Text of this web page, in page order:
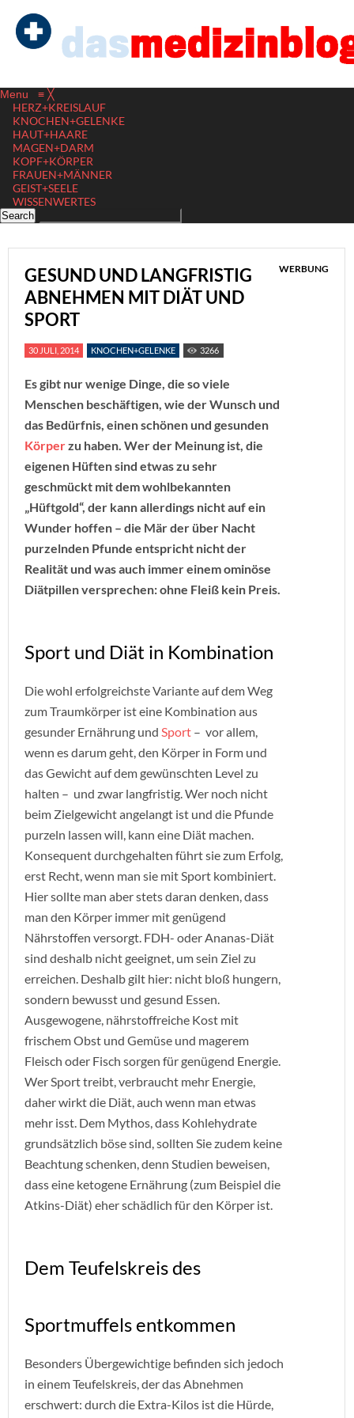
Menu ≡ ╳
HERZ+KREISLAUF
KNOCHEN+GELENKE
HAUT+HAARE
MAGEN+DARM
KOPF+KÖRPER
FRAUEN+MÄNNER
GEIST+SEELE
WISSENWERTES
GESUND UND LANGFRISTIG
ABNEHMEN MIT DIÄT UND
SPORT
WERBUNG
30 JULI, 2014 KNOCHEN+GELENKE 3266
Es gibt nur wenige Dinge, die so viele
Menschen beschäftigen, wie der Wunsch und
das Bedürfnis, einen schönen und gesunden
Körperzu haben. Wer der Meinung ist, die
eigenen Hüften sind etwas zu sehr
geschmückt mit dem wohlbekannten
„Hüftgold“, der kann allerdings nicht auf ein
Wunder hoffen – die Mär der über Nacht
purzelnden Pfunde entspricht nicht der
Realität und was auch immer einem ominöse
Diätpillen versprechen: ohne Fleiß kein Preis.
Sport und Diät in Kombination
Die wohl erfolgreichste Variante auf dem Weg
zum Traumkörper ist eine Kombination aus
gesunder Ernährung und Sport – vor allem,
wenn es darum geht, den Körper in Form und
das Gewicht auf dem gewünschten Level zu
halten – und zwar langfristig. Wer noch nicht
beim Zielgewicht angelangt ist und die Pfunde
purzeln lassen will, kann eine Diät machen.
Konsequent durchgehalten führt sie zum Erfolg,
erst Recht, wenn man sie mit Sport kombiniert.
Hier sollte man aber stets daran denken, dass
man den Körper immer mit genügend
Nährstoffen versorgt. FDH- oder Ananas-Diät
sind deshalb nicht geeignet, um sein Ziel zu
erreichen. Deshalb gilt hier: nicht bloß hungern,
sondern bewusst und gesund Essen.
Ausgewogene, nährstoffreiche Kost mit
frischem Obst und Gemüse und magerem
Fleisch oder Fisch sorgen für genügend Energie.
Wer Sport treibt, verbraucht mehr Energie,
daher wirkt die Diät, auch wenn man etwas
mehr isst. Dem Mythos, dass Kohlehydrate
grundsätzlich böse sind, sollten Sie zudem keine
Beachtung schenken, denn Studien beweisen,
dass eine ketogene Ernährung (zum Beispiel die
Atkins-Diät) eher schädlich für den Körper ist.
Dem Teufelskreis des
Sportmuffels entkommen
Besonders Übergewichtige befinden sich jedoch
in einem Teufelskreis, der das Abnehmen
erschwert: durch die Extra-Kilos ist die Hürde,